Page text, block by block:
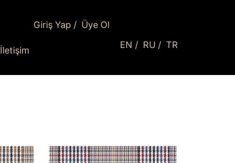
İletişim
Giriş Yap / Üye Ol
EN / RU / TR